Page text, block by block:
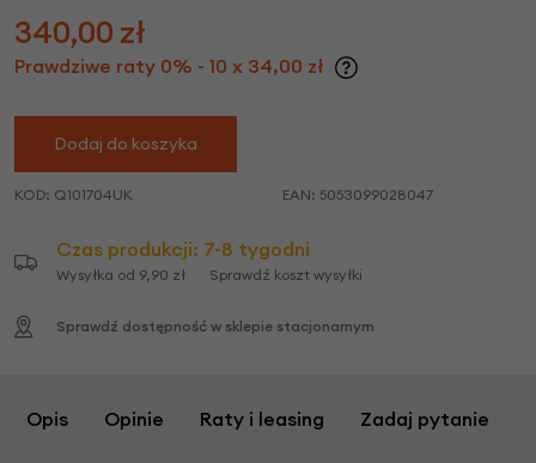
340,00 zł
Prawdziwe raty 0% - 10 x 34,00 zł
Dodaj do koszyka
KOD: Q101704UK EAN: 5053099028047
Czas produkcji: 7-8 tygodni
Wysyłka od 9,90 zł Sprawdź koszt wysyłki
Sprawdź dostępność w sklepie stacjonarnym
Opis Opinie Raty i leasing Zadaj pytanie